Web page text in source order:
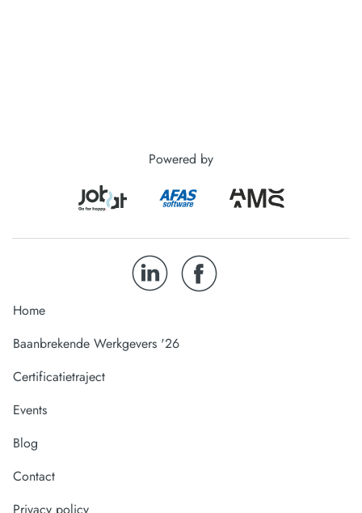
Powered by
Home
Baanbrekende Werkgevers '26
Certificatietraject
Events
Blog
Contact